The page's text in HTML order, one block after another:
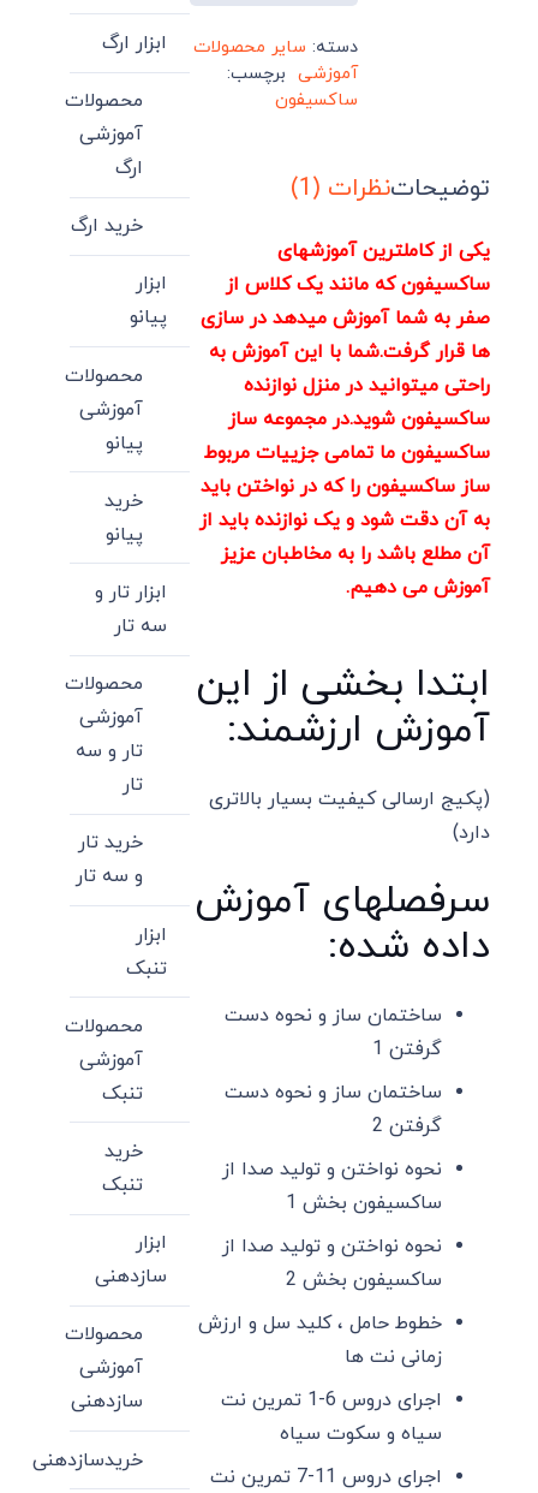
دسته: سایر محصولات
آموزشی برچسب:
ساکسیفون
توضیحاتنظرات (1)
یکی از کاملترین آموزشهای
ساکسیفون که مانند یک کلاس از
صفر به شما آموزش میدهد در سازی
ها قرار گرفت.شما با این آموزش به
راحتی میتوانید در منزل نوازنده
ساکسیفون شوید.در مجموعه ساز
ساکسیفون ما تمامی جزییات مربوط
ساز ساکسیفون را که در نواختن باید
به آن دقت شود و یک نوازنده باید از
آن مطلع باشد را به مخاطبان عزیز
آموزش می دهیم.
ابتدا بخشی از این
آموزش ارزشمند:
(پکیج ارسالی کیفیت بسیار بالاتری
دارد)
سرفصلهای آموزش
داده شده:
ساختمان ساز و نحوه دست
گرفتن 1
ساختمان ساز و نحوه دست
گرفتن 2
نحوه نواختن و تولید صدا از
ساکسیفون بخش 1
نحوه نواختن و تولید صدا از
ساکسیفون بخش 2
خطوط حامل ، کلید سل و ارزش
زمانی نت ها
اجرای دروس 6-1 تمرین نت
سیاه و سکوت سیاه
اجرای دروس 11-7 تمرین نت
ابزار ارگ
محصولات
آموزشی
ارگ
خرید ارگ
ابزار
پیانو
محصولات
آموزشی
پیانو
خرید
پیانو
ابزار تار و
سه تار
محصولات
آموزشی
تار و سه
تار
خرید تار
و سه تار
ابزار
تنبک
محصولات
آموزشی
تنبک
خرید
تنبک
ابزار
سازدهنی
محصولات
آموزشی
سازدهنی
خریدسازدهنی